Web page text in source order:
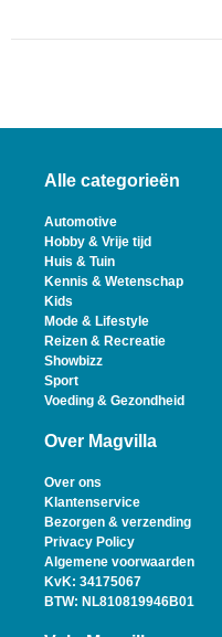
Alle categorieën
Automotive
Hobby & Vrije tijd
Huis & Tuin
Kennis & Wetenschap
Kids
Mode & Lifestyle
Reizen & Recreatie
Showbizz
Sport
Voeding & Gezondheid
Over Magvilla
Over ons
Klantenservice
Bezorgen & verzending
Privacy Policy
Algemene voorwaarden
KvK: 34175067
BTW: NL810819946B01